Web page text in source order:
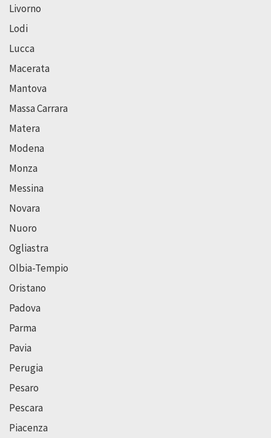
Livorno
Lodi
Lucca
Macerata
Mantova
Massa Carrara
Matera
Modena
Monza
Messina
Novara
Nuoro
Ogliastra
Olbia-Tempio
Oristano
Padova
Parma
Pavia
Perugia
Pesaro
Pescara
Piacenza